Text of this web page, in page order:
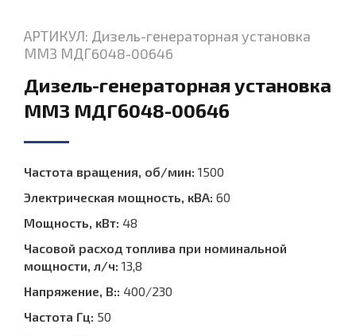
АРТИКУЛ: Дизель-генераторная установка
ММЗ МДГ6048-00646
Дизель-генераторная установка
ММЗ МДГ6048-00646
Частота вращения, об/мин: 1500
Электрическая мощность, кВА: 60
Мощность, кВт: 48
Часовой расход топлива при номинальной
мощности, л/ч: 13,8
Напряжение, В:: 400/230
Частота Гц: 50